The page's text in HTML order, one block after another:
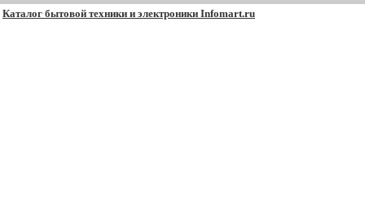
Каталог бытовой техники и электроники Infomart.ru